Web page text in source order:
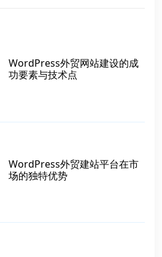
WordPress外贸网站建设的成
功要素与技术点
WordPress外贸建站平台在市
场的独特优势